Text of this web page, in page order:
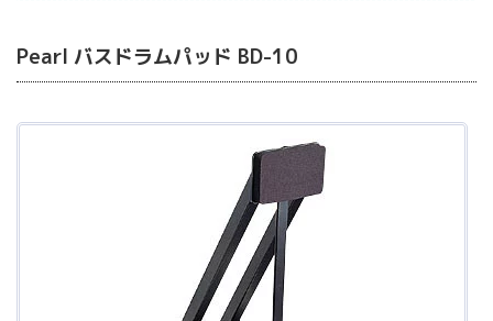
Pearl バスドラムパッド BD-10